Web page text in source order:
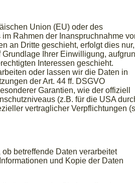
Union (EU) oder des
Rahmen der Inanspruchnahme
an Dritte geschieht, erfolgt dies nur,
Ihrer Einwilligung,
Interessen geschieht.
oder lassen wir die Daten in
der Art. 44 ff. DSGVO
Garantien, wie der offiziell
(z.B. für die USA
vertraglicher Verpflichtungen
betreffende Daten verarbeitet
und Kopie der Daten